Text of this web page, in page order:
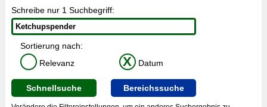
Schreibe nur 1 Suchbegriff:
Sortierung nach:
Relevanz
X Datum
Schnellsuche Bereichssuche